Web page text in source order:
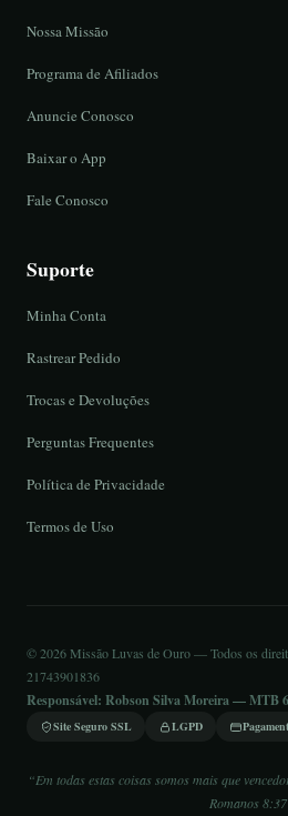
Nossa Missão
Programa de Afiliados
Anuncie Conosco
Baixar o App
Fale Conosco
Suporte
Minha Conta
Rastrear Pedido
Trocas e Devoluções
Perguntas Frequentes
Política de Privacidade
Termos de Uso
© 2026 Missão Luvas de Ouro — Todos os
21743901836
Responsável: Robson Silva Moreira — MTB
Site Seguro SSL LGPD
“Em todas estas coisas somos mais que
Romanos 8:37